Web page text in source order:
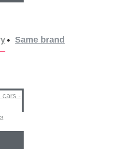
Same brand